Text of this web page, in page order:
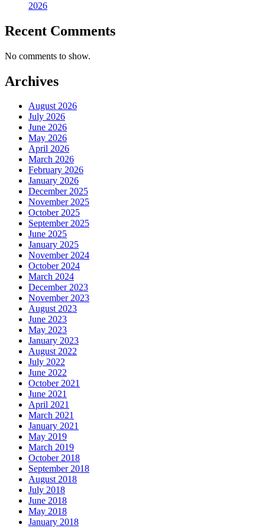
2026
Recent Comments
No comments to show.
Archives
August 2026
July 2026
June 2026
May 2026
April 2026
March 2026
February 2026
January 2026
December 2025
November 2025
October 2025
September 2025
June 2025
January 2025
November 2024
October 2024
March 2024
December 2023
November 2023
August 2023
June 2023
May 2023
January 2023
August 2022
July 2022
June 2022
October 2021
June 2021
April 2021
March 2021
January 2021
May 2019
March 2019
October 2018
September 2018
August 2018
July 2018
June 2018
May 2018
January 2018